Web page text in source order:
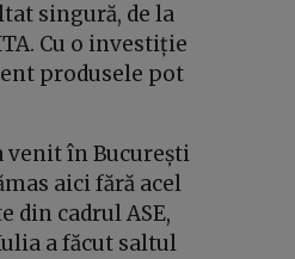
singură, de la
Cu o investiție
produsele pot
venit în București
aici fără acel
din cadrul ASE,
a făcut saltul